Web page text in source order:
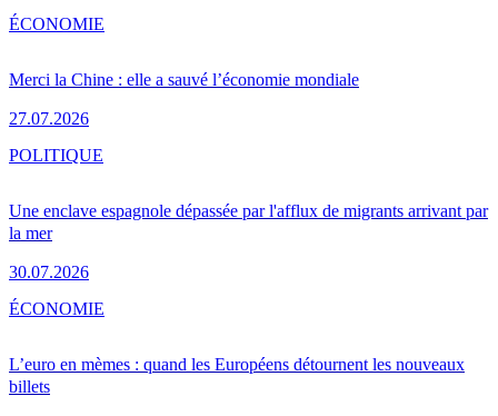
Merci la Chine : elle a sauvé l’économie mondiale
27.07.2026
ÉCONOMIE
Une enclave espagnole dépassée par l'afflux de migrants arrivant par
la mer
30.07.2026
POLITIQUE
L’euro en mèmes : quand les Européens détournent les nouveaux
billets
ÉCONOMIE